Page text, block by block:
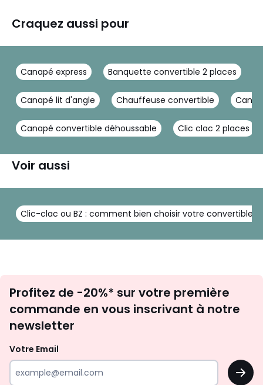
Craquez aussi pour
Canapé express Banquette convertible 2 places
Canapé lit d'angle Chauffeuse convertible
Canapé convertible déhoussable Clic clac 2 places
Voir aussi
Clic-clac ou BZ : comment bien choisir votre convertible ?
newsletter
Profitez de -20%* sur votre première
commande en vous inscrivant à notre
newsletter
Votre Email
OK